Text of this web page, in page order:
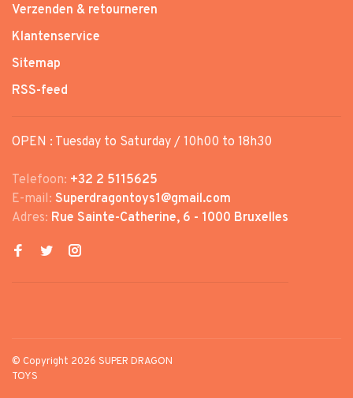
Verzenden & retourneren
Klantenservice
Sitemap
RSS-feed
OPEN : Tuesday to Saturday / 10h00 to 18h30
Telefoon: +32 2 5115625
E-mail: Superdragontoys1@gmail.com
Adres: Rue Sainte-Catherine, 6 - 1000 Bruxelles
© Copyright 2026 SUPER DRAGON
TOYS